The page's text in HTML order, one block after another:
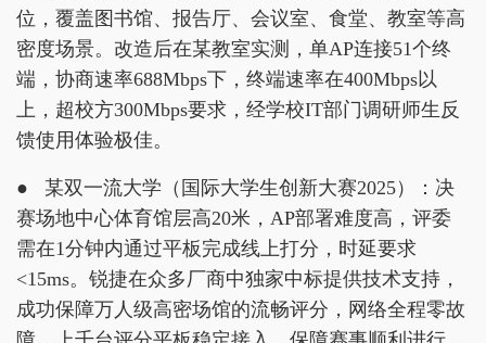
位，覆盖图书馆、报告厅、会议室、食堂、教室等高
密度场景。改造后在某教室实测，单AP连接51个终
端，协商速率688Mbps下，终端速率在400Mbps以
上，超校方300Mbps要求，经学校IT部门调研师生反
馈使用体验极佳。
● 某双一流大学（国际大学生创新大赛2025）：决
赛场地中心体育馆层高20米，AP部署难度高，评委
需在1分钟内通过平板完成线上打分，时延要求
<15ms。锐捷在众多厂商中独家中标提供技术支持，
成功保障万人级高密场馆的流畅评分，网络全程零故